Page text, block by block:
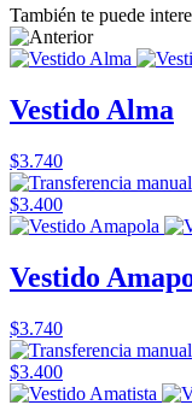
También te puede
Vestido Alma
$3.740
$3.400
Vestido
$3.740
$3.400